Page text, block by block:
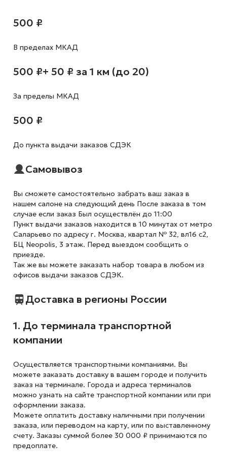
500 ₽
В пределах МКАД
500 ₽+ 50 ₽ за 1 км (до 20)
За пределы МКАД
500 ₽
До пункта выдачи заказов СДЭК
Самовывоз
Вы сможете самостоятельно забрать ваш заказ в
нашем салоне на следующий день После заказа в том
случае если заказ Был осуществлён до 11:00
Пункт выдачи заказов находится в 10 минутах от метро
Саларьево по адресу г. Москва, квартал № 32, вл16 с2,
БЦ Neopolis, 3 этаж. Перед выездом сообщить о
приезде.
Так же вы можете заказать набор товара в любом из
офисов выдачи заказов СДЭК.
Доставка в регионы России
1. До терминала транспортной
компании
Осуществляется транспортными компаниями. Вы
можете заказать доставку в вашем городе и получить
заказ на терминале. Города и адреса терминалов
можно узнать на сайте транспортной компании или при
оформлении заказа.
Можете оплатить доставку наличными при получении
заказа, или переводом на карту, или по выставленному
счету. Заказы суммой более 30 000 ₽ принимаются по
предоплате.